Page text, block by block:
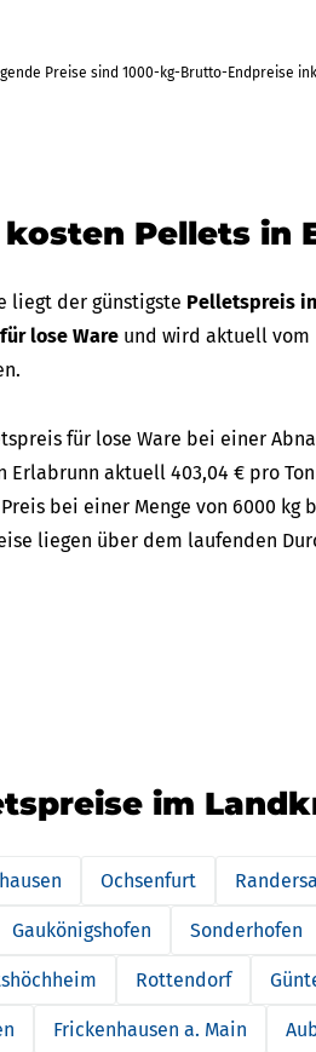
bis Fr
€
Preise sind 1000-kg-Brutto-Endpreise
kosten Pellets in
liegt der günstigste Pelletspreis
lose Ware und wird aktuell vom
für lose Ware bei einer
Erlabrunn aktuell 403,04 € pro
bei einer Menge von 6000 kg
liegen über dem laufenden
im
Ochsenfurt
Gaukönigshofen Sonderhofen
Rottendorf
Frickenhausen a. Main